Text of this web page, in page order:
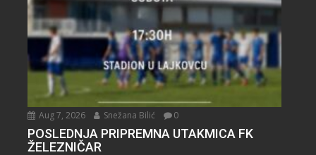
Aug 7, 2026 Snežana Bilić 0
POSLEDNJA PRIPREMNA UTAKMICA FK
ŽELEZNIČAR